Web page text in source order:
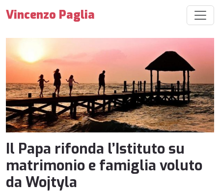
Vincenzo Paglia
Il Papa rifonda l’Istituto su
matrimonio e famiglia voluto
da Wojtyla